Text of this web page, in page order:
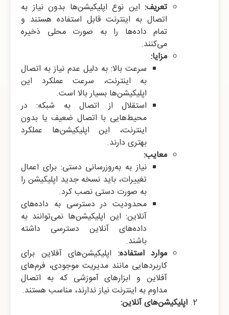
تعریف: این نوع اپلیکیشن‌ها بدون نیاز به
اتصال به اینترنت قابل استفاده هستند و
تمام داده‌ها را به صورت محلی ذخیره
می‌کنند.
مزایا:
سرعت بالا: به دلیل عدم نیاز به اتصال
به اینترنت، سرعت عملکرد این
اپلیکیشن‌ها بسیار بالا است.
استقلال از اتصال به شبکه: در
محیط‌هایی با اتصال ضعیف یا بدون
اینترنت، این اپلیکیشن‌ها عملکرد
بهتری دارند.
معایب:
نیاز به به‌روزرسانی دستی: برای اعمال
تغییرات، باید نسخه جدید اپلیکیشن را
به صورت دستی نصب کرد.
محدودیت در دسترسی به داده‌های
آنلاین: این اپلیکیشن‌ها نمی‌توانند به
داده‌های آنلاین دسترسی داشته
باشند.
موارد استفاده: اپلیکیشن‌های آفلاین برای
کاربردهایی مانند مدیریت موجودی، فرم‌های
آفلاین و ابزارهای آموزشی که به اتصال
مداوم به اینترنت نیاز ندارند، مناسب هستند.
اپلیکیشن‌های آنلاین: